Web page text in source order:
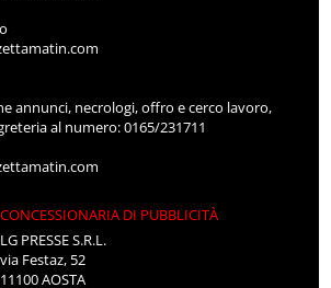
annunci, necrologi, offro e cerco lavoro,
al numero: 0165/231711
CONCESSIONARIA DI PUBBLICITÀ
LG PRESSE S.R.L.
via Festaz, 52
11100 AOSTA